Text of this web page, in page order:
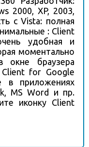
2000, XP, 2003,
с Vista: полная
: Client
удобная и
моментально
окне браузера
for Google
в приложениях
MS Word и пр.
иконку Client